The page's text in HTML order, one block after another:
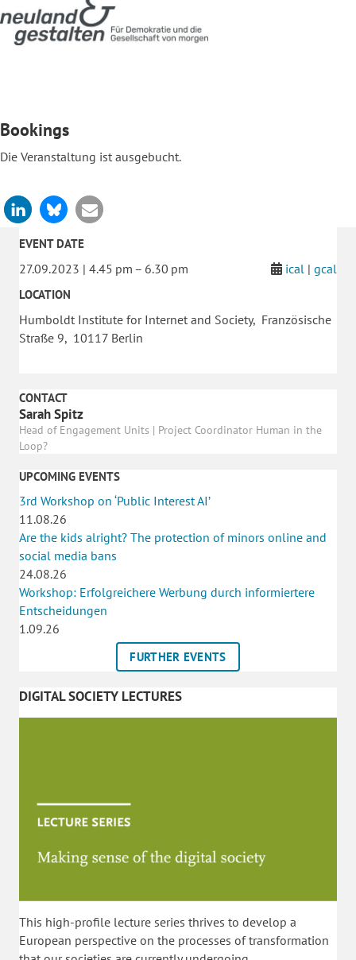
Bookings
Die Veranstaltung ist ausgebucht.
EVENT DATE
27.09.2023 | 4.45 pm – 6.30 pm ical | gcal
LOCATION
Humboldt Institute for Internet and Society, Französische
Straße 9, 10117 Berlin
CONTACT
Sarah Spitz
Head of Engagement Units | Project Coordinator Human in the
Loop?
UPCOMING EVENTS
3rd Workshop on ‘Public Interest AI’
11.08.26
Are the kids alright? The protection of minors online and
social media bans
24.08.26
Workshop: Erfolgreichere Werbung durch informiertere
Entscheidungen
1.09.26
FURTHER EVENTS
DIGITAL SOCIETY LECTURES
This high-profile lecture series thrives to develop a
European perspective on the processes of transformation